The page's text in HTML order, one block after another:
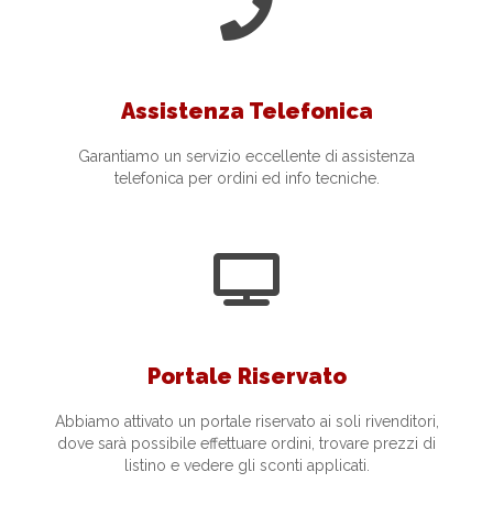
Assistenza Telefonica
Garantiamo un servizio eccellente di assistenza
telefonica per ordini ed info tecniche.
Portale Riservato
Abbiamo attivato un portale riservato ai soli rivenditori,
dove sarà possibile effettuare ordini, trovare prezzi di
listino e vedere gli sconti applicati.